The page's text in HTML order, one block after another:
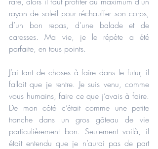
rayon de soleil pour réchauffer son corps,
d’un bon repas, d’une balade et de
caresses. Ma vie, je le répète a été
parfaite, en tous points.
J’ai tant de choses à faire dans le futur, il
fallait que je rentre. Je suis venu, comme
vous humains, faire ce que j’avais à faire.
De mon côté c’était comme une petite
tranche dans un gros gâteau de vie
particulièrement bon. Seulement voilà, il
était entendu que je n’aurai pas de part